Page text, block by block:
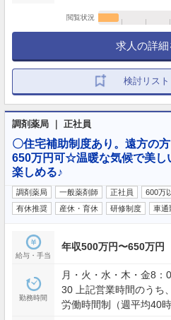
閲覧状況
求人の詳細
検討リスト
調剤薬局 ｜ 正社員
〇住宅補助制度あり。遠方の
650万円可☆温暖な気候で美し
楽しめる♪
調剤薬局 一般薬剤師 正社員 600万
有休推奨
産休・育休 研修制度 車通
給与・手当
年収500万円〜650万円
勤務時間
月・火・水・木・金8：
30 上記営業時間のうち、シフト制 1ヶ月単位の変形
労働時間制（週平均40時